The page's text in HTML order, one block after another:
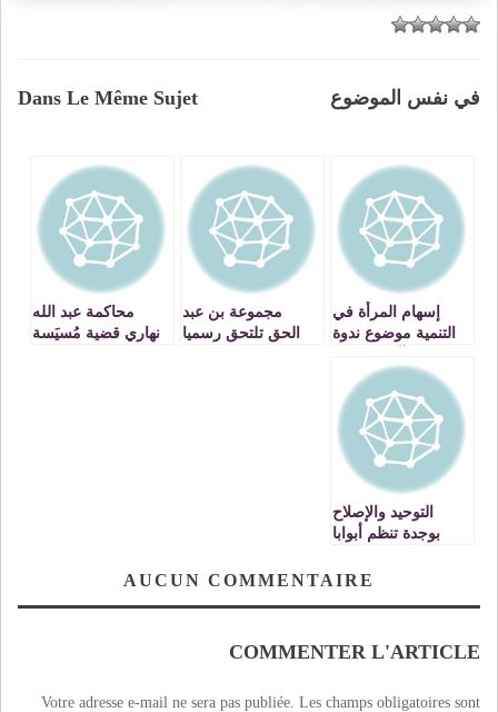
Dans Le Même Sujet في نفس الموضوع
إسهام المرأة في
التنمية موضوع ندوة
مجموعة بن عبد
الحق تلتحق رسميا
محاكمة عبد الله
نهاري قضية مُسيَسة
التوحيد والإصلاح
بوجدة تنظم أبوابا
رمضان
AUCUN COMMENTAIRE
COMMENTER L'ARTICLE
Votre adresse e-mail ne sera pas publiée. Les champs obligatoires sont